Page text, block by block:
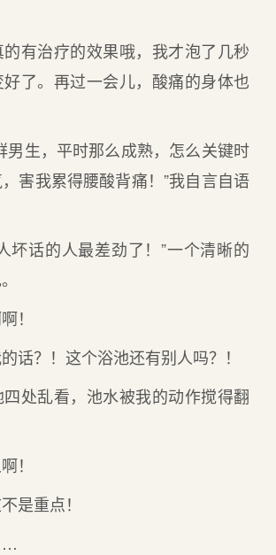
治疗的效果哦，我才泡了几秒
了。再过一会儿，酸痛的身体也
生，平时那么成熟，怎么关键时
害我累得腰酸背痛！”我自言自语
话的人最差劲了！”一个清晰的
！
？！这个浴池还有别人吗？！
乱看，池水被我的动作搅得翻
！
重点！